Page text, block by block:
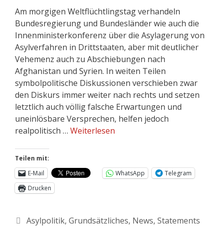
Am morgigen Weltflüchtlingstag verhandeln
Bundesregierung und Bundesländer wie auch die
Innenministerkonferenz über die Asylagerung von
Asylverfahren in Drittstaaten, aber mit deutlicher
Vehemenz auch zu Abschiebungen nach
Afghanistan und Syrien. In weiten Teilen
symbolpolitische Diskussionen verschieben zwar
den Diskurs immer weiter nach rechts und setzen
letztlich auch völlig falsche Erwartungen und
uneinlösbare Versprechen, helfen jedoch
realpolitisch … Weiterlesen
Teilen mit:
E-Mail
WhatsApp
Telegram
Drucken
Asylpolitik, Grundsätzliches, News, Statements